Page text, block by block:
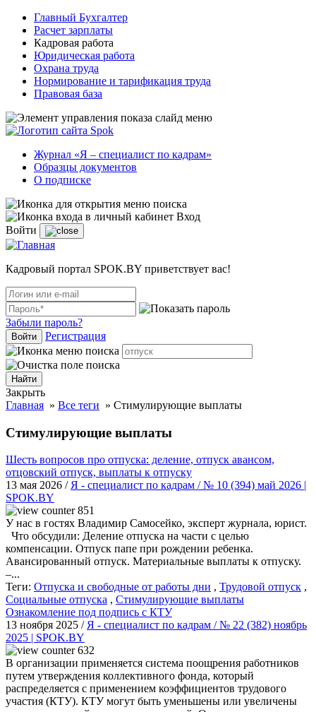
Главный Бухгалтер
Расчет зарплаты
Кадровая работа
Юридическая работа
Охрана труда
Нормирование и тарификация труда
Правовая база
Журнал «Я – специалист по кадрам»
Образцы документов
О подписке
Вход
Войти
Кадровый портал SPOK.BY приветствует вас!
Забыли пароль?
Войти Регистрация
Закрыть
Главная » Все теги » Стимулирующие выплаты
Стимулирующие выплаты
Шесть вопросов про отпуска: деление, отпуск авансом,
отцовский отпуск, выплаты к отпуску
13 мая 2026 /Я - специалист по кадрам / № 10 (394) май 2026 |
SPOK.BY
851
У нас в гостях Владимир Самосейко, эксперт журнала, юрист.
Что обсудили: Деление отпуска на части с целью
компенсации. Отпуск папе при рождении ребенка.
Авансированный отпуск. Материальные выплаты к отпуску.
–...
Теги: Отпуска и свободные от работы дни , Трудовой отпуск ,
Социальные отпуска , Стимулирующие выплаты
Ознакомление под подпись с КТУ
13 ноября 2025 /Я - специалист по кадрам / № 22 (382) ноябрь
2025 | SPOK.BY
632
В организации применяется система поощрения работников
путем утверждения коллективного фонда, который
распределяется с применением коэффициентов трудового
участия (КТУ). КТУ могут быть уменьшены или увеличены